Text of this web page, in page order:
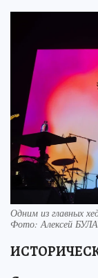
Одним из главных
Фото: Алексей